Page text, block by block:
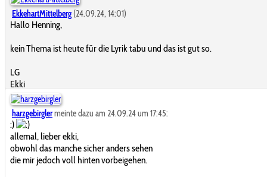
EkkehartMittelberg (24.09.24, 14:01)
Hallo Henning,
kein Thema ist heute für die Lyrik tabu und das ist gut so.
LG
Ekki
harzgebirglermeinte dazu am 24.09.24 um 17:45:
:)
allemal, lieber ekki,
obwohl das manche sicher anders sehen
die mir jedoch voll hinten vorbeigehen.